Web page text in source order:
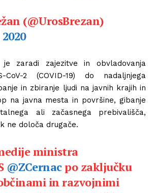
(@UrosBrezan)
zaradi zajezitve in obvladovanja
CoV-2 (COVID-19) do nadaljnjega
in zbiranje ljudi na javnih krajih in
na javna mesta in površine, gibanje
ali začasnega prebivališča,
ne določa drugače.
ministra
@ZCernacpo zaključku
in razvojnimi